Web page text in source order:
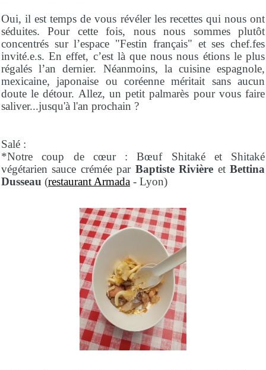
Oui, il est temps de vous révéler les recettes qui nous ont
séduites. Pour cette fois, nous nous sommes plutôt
concentrés sur l’espace "Festin français" et ses chef.fes
invité.e.s. En effet, c’est là que nous nous étions le plus
régalés l’an dernier. Néanmoins, la cuisine espagnole,
mexicaine, japonaise ou coréenne méritait sans aucun
doute le détour. Allez, un petit palmarès pour vous faire
saliver...jusqu'à l'an prochain ?
Salé :
*Notre coup de cœur : Bœuf Shitaké et Shitaké
végétarien sauce crémée par Baptiste Rivière etBettina
Dusseau (restaurant Armada - Lyon)